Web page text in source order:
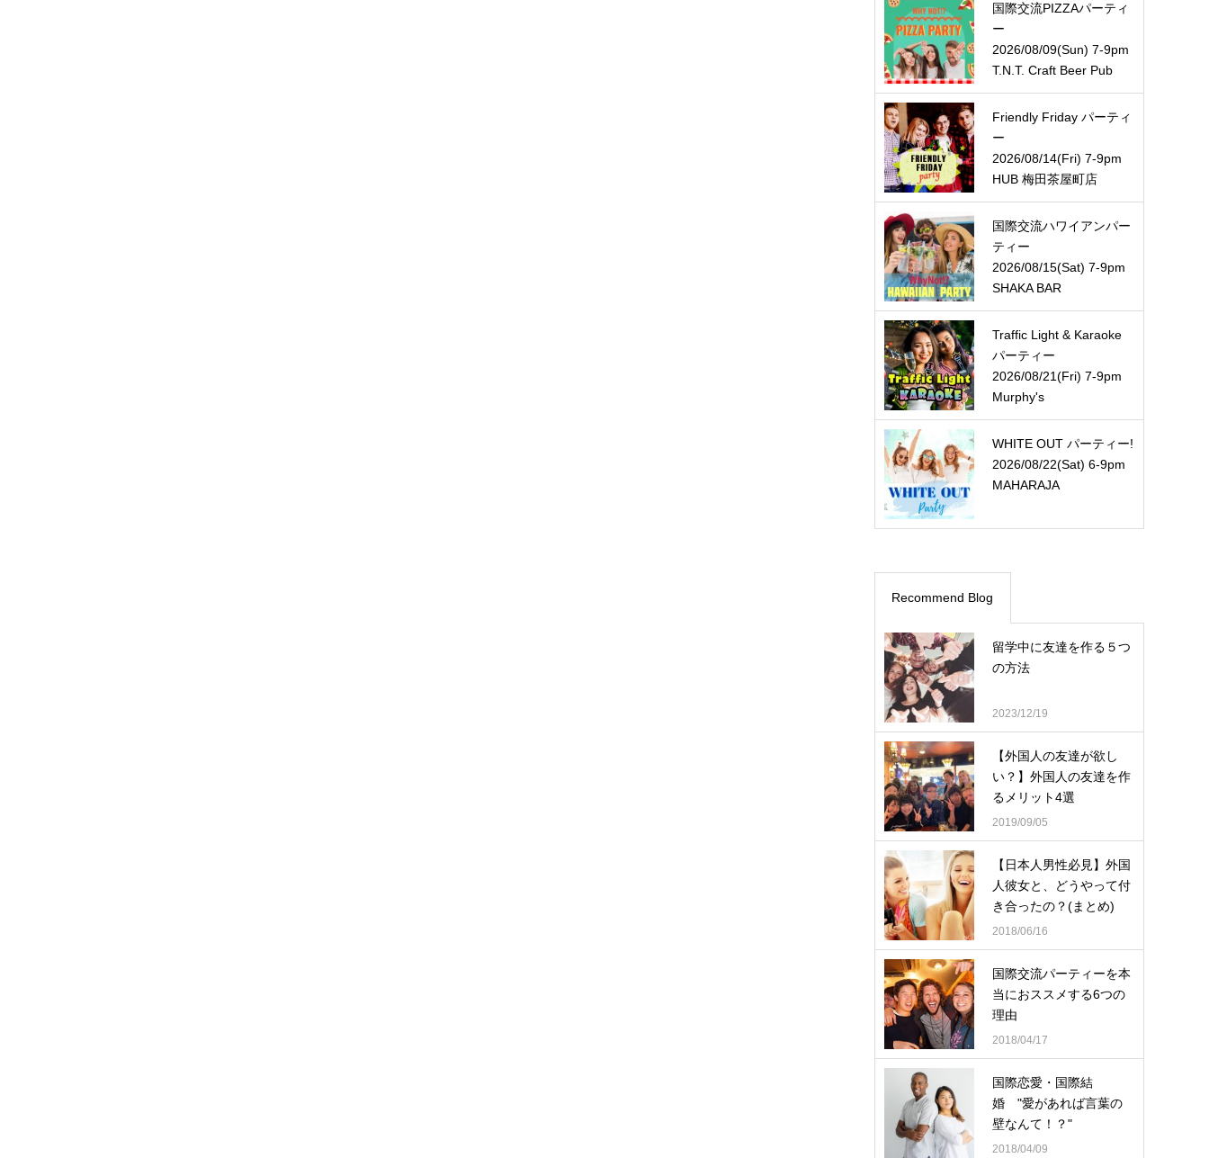
国際交流PIZZAパーティ
ー
2026/08/09(Sun) 7-9pm
T.N.T. Craft Beer Pub
Friendly Friday パーティ
ー
2026/08/14(Fri) 7-9pm
HUB 梅田茶屋町店
国際交流ハワイアンパー
ティー
2026/08/15(Sat) 7-9pm
SHAKA BAR
Traffic Light & Karaoke
パーティー
2026/08/21(Fri) 7-9pm
Murphy's
WHITE OUT パーティー!
2026/08/22(Sat) 6-9pm
MAHARAJA
Recommend Blog
留学中に友達を作る５つ
の方法
2023/12/19
【外国人の友達が欲し
い？】外国人の友達を作
るメリット4選
2019/09/05
【日本人男性必見】外国
人彼女と、どうやって付
き合ったの？(まとめ)
2018/06/16
国際交流パーティーを本
当におススメする6つの
理由
2018/04/17
国際恋愛・国際結
婚 "愛があれば言葉の
壁なんて！？"
2018/04/09